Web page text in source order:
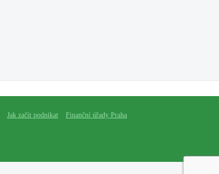
Jak začít podnikat
Finanční úřady Praha